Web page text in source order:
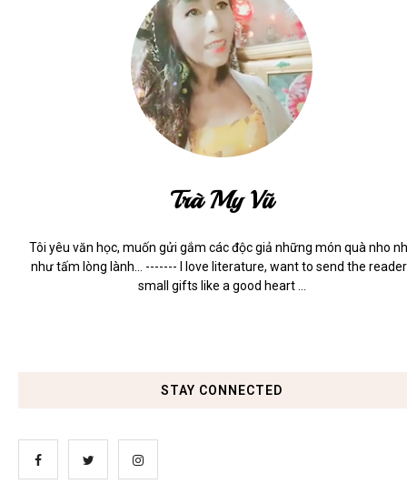
Trà My Vũ
Tôi yêu văn học, muốn gửi gắm các độc giả những món quà nho
như tấm lòng lành... ------- I love literature, want to send the
small gifts like a good heart ...
STAY CONNECTED